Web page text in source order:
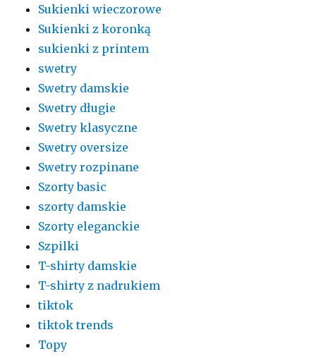
Sukienki wieczorowe
Sukienki z koronką
sukienki z printem
swetry
Swetry damskie
Swetry długie
Swetry klasyczne
Swetry oversize
Swetry rozpinane
Szorty basic
szorty damskie
Szorty eleganckie
Szpilki
T-shirty damskie
T-shirty z nadrukiem
tiktok
tiktok trends
Topy